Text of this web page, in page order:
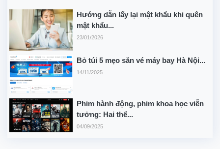
Hướng dẫn lấy lại mật khẩu khi quên
mật khẩu...
23/01/2026
Bỏ túi 5 mẹo săn vé máy bay Hà Nội...
14/11/2025
Phim hành động, phim khoa học viễn
tưởng: Hai thể...
04/09/2025